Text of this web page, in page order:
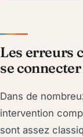
Les erreurs
se
Dans de
intervention
sont assez